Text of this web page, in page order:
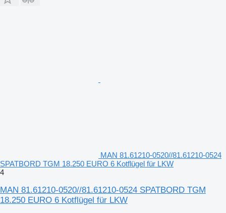
MAN 81.61210-0520//81.61210-0524
SPATBORD TGM 18.250 EURO 6 Kotflügel für LKW
4
MAN 81.61210-0520//81.61210-0524 SPATBORD TGM
18.250 EURO 6 Kotflügel für LKW